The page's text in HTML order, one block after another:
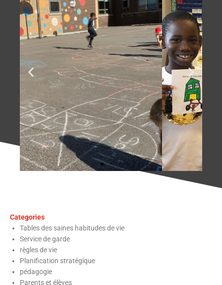
Categories
Tables des saines habitudes de vie
Service de garde
règles de vie
Planification stratégique
pédagogie
Parents et élèves